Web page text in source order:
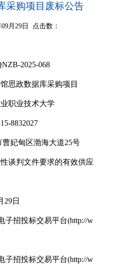
采购项目废标公告
月29日 点击数：
2025-068
思政数据库采购项目
职业技术大学
8832027
曹妃甸区渤海大道25号
谈判文件要求的有效供应
29日
子招投标交易平台(http://w
子招投标交易平台(http://w